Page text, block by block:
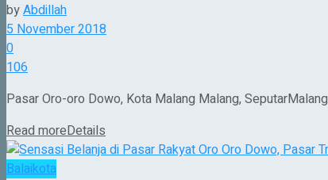
byAbdillah
5 November 2018
0
106
Pasar Oro-oro Dowo, Kota Malang Malang,
Read moreDetails
Balaikota